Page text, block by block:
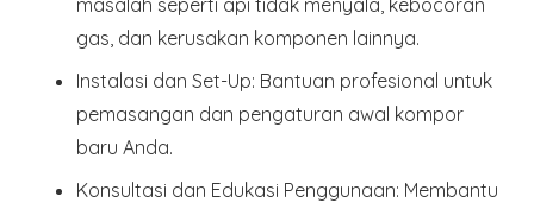
gas, dan kerusakan komponen lainnya.
Instalasi dan Set-Up: Bantuan profesional untuk
pemasangan dan pengaturan awal kompor
baru Anda.
Konsultasi dan Edukasi Penggunaan: Membantu